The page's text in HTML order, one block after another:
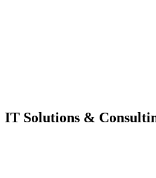
IT Solutions &